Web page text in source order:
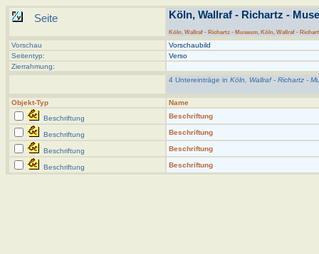
Seite Köln, Wallraf - Richartz -
Köln, Wallraf - Richartz - Museum, Köln, Wallraf -
Vorschau
Vorschaubild
Seitentyp:
Verso
Zierrahmung:
4 Untereinträge in Köln, Wallraf - Richartz -
Objekt-Typ
Name
Beschriftung
Beschriftung
Beschriftung Beschriftung
Beschriftung Beschriftung
Beschriftung Beschriftung